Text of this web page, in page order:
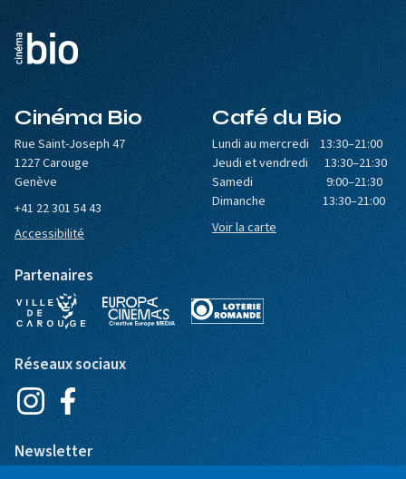
Cinéma Bio
Rue Saint-Joseph 47
1227 Carouge
Genève
+41 22 301 54 43
Accessibilité
Café du Bio
Lundi au mercredi 13:30–21:00
Jeudi et vendredi 13:30–21:30
Samedi 9:00–21:30
Dimanche 13:30–21:00
Voir la carte
Partenaires
Réseaux sociaux
Newsletter